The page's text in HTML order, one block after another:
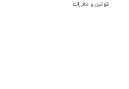
قوانین و مقررات